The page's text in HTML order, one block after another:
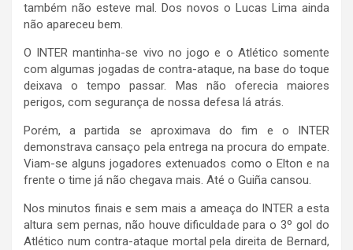
também não esteve mal. Dos novos o Lucas Lima ainda
não apareceu bem.
O INTER mantinha-se vivo no jogo e o Atlético somente
com algumas jogadas de contra-ataque, na base do toque
deixava o tempo passar. Mas não oferecia maiores
perigos, com segurança de nossa defesa lá atrás.
Porém, a partida se aproximava do fim e o INTER
demonstrava cansaço pela entrega na procura do empate.
Viam-se alguns jogadores extenuados como o Elton e na
frente o time já não chegava mais. Até o Guiña cansou.
Nos minutos finais e sem mais a ameaça do INTER a esta
altura sem pernas, não houve dificuldade para o 3º gol do
Atlético num contra-ataque mortal pela direita de Bernard,